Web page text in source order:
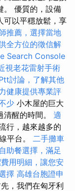
。 優質的，設備
可以平穩放鬆，享
推薦，選擇當地
全方位的徵信解
Search Console
視老花雷射手術
討論，了解其他
健康提供專業評
少 小木屋的巨大
醒的時間。 適
行，越來越多的
平台。 二手攤車
助餐選擇，滿足
用明細，讓您安
擇 高雄台胞證申
，我們在匈牙利